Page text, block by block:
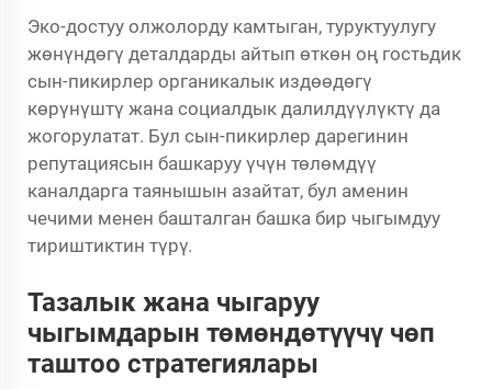
Эко-достуу олжолорду камтыган, туруктуулугу
жөнүндөгү деталдарды айтып өткөн оң гостьдик
сын-пикирлер органикалык издөөдөгү
көрүнүштү жана социалдык далилдүүлүктү да
жогорулатат. Бул сын-пикирлер дарегинин
репутациясын башкаруу үчүн төлөмдүү
каналдарга таянышын азайтат, бул аменин
чечими менен башталган башка бир чыгымдуу
тириштиктин түрү.
Тазалык жана чыгаруу
чыгымдарын төмөндөтүүчү чөп
таштоо стратегиялары